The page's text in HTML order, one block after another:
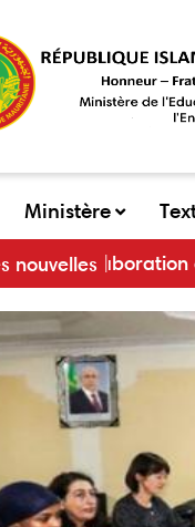
Ministère
nouvelles
plan d’actions